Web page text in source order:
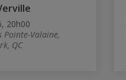
20h00
Pointe-Valaine,
QC